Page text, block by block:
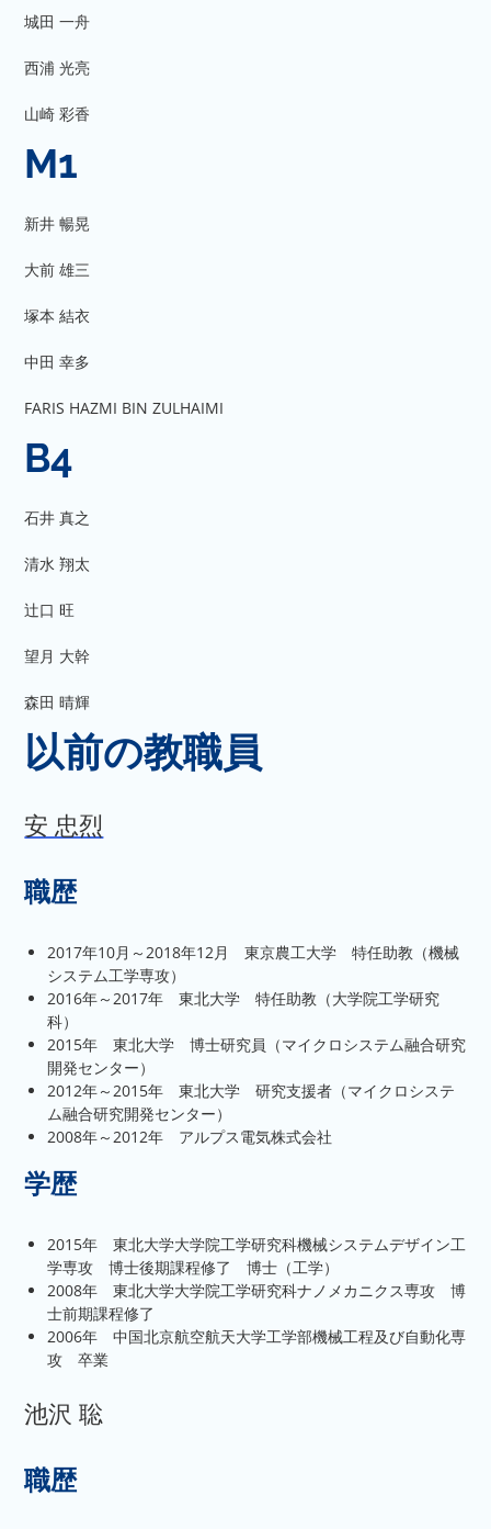
城田 一舟
西浦 光亮
山崎 彩香
M1
新井 暢晃
大前 雄三
塚本 結衣
中田 幸多
FARIS HAZMI BIN ZULHAIMI
B4
石井 真之
清水 翔太
辻口 旺
望月 大幹
森田 晴輝
以前の教職員
安 忠烈
職歴
2017年10月～2018年12月 東京農工大学 特任助教（機械
システム工学専攻）
2016年～2017年 東北大学 特任助教（大学院工学研究
科）
2015年 東北大学 博士研究員（マイクロシステム融合研究
開発センター）
2012年～2015年 東北大学 研究支援者（マイクロシステ
ム融合研究開発センター）
2008年～2012年 アルプス電気株式会社
学歴
2015年 東北大学大学院工学研究科機械システムデザイン工
学専攻 博士後期課程修了 博士（工学）
2008年 東北大学大学院工学研究科ナノメカニクス専攻 博
士前期課程修了
2006年 中国北京航空航天大学工学部機械工程及び自動化専
攻 卒業
池沢 聡
職歴